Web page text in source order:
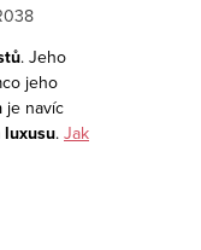
. Jeho
jeho
je navíc
luxusu. Jak